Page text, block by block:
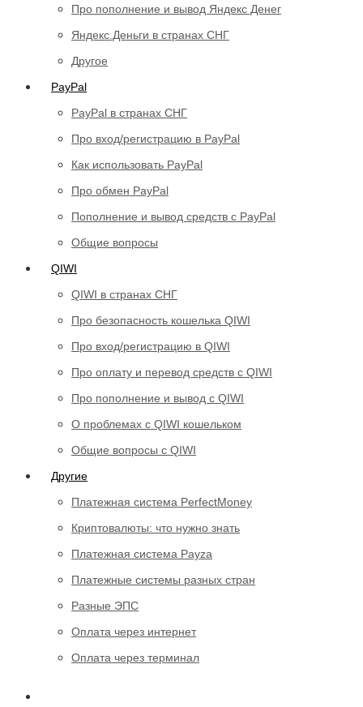
Про пополнение и вывод Яндекс Денег
Яндекс.Деньги в странах СНГ
Другое
PayPal
PayPal в странах СНГ
Про вход/регистрацию в PayPal
Как использовать PayPal
Про обмен PayPal
Пополнение и вывод средств с PayPal
Общие вопросы
QIWI
QIWI в странах СНГ
Про безопасность кошелька QIWI
Про вход/регистрацию в QIWI
Про оплату и перевод средств c QIWI
Про пополнение и вывод с QIWI
О проблемах с QIWI кошельком
Общие вопросы с QIWI
Другие
Платежная система PerfectMoney
Криптовалюты: что нужно знать
Платежная система Payza
Платежные системы разных стран
Разные ЭПС
Оплата через интернет
Оплата через терминал